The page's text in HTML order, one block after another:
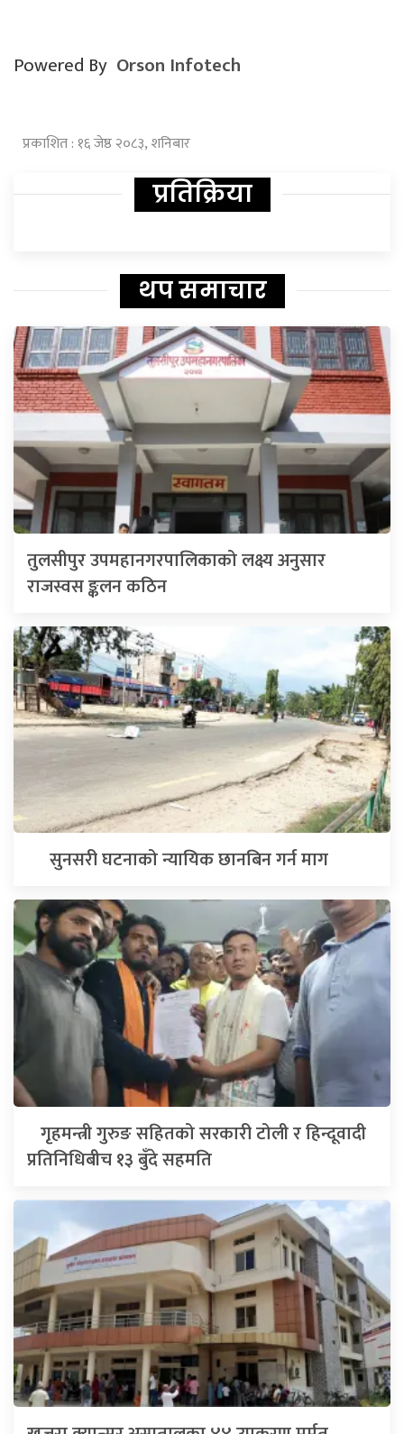
Powered By Orson Infotech
प्रकाशित : १६ जेष्ठ २०८३, शनिबार
प्रतिक्रिया
थप समाचार
तुलसीपुर उपमहानगरपालिकाको लक्ष्य अनुसार
राजस्वस ङ्कलन कठिन
सुनसरी घटनाको न्यायिक छानबिन गर्न माग
गृहमन्त्री गुरुङ सहितको सरकारी टोली र हिन्दूवादी
प्रतिनिधिबीच १३ बुँदे सहमति